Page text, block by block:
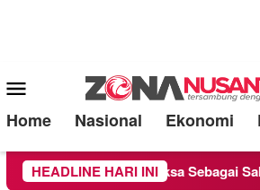
Mobile
Menu
Home Nasional Ekonomi
HEADLINE HARI INI
Chandra Diperiksa Sebagai Saksi